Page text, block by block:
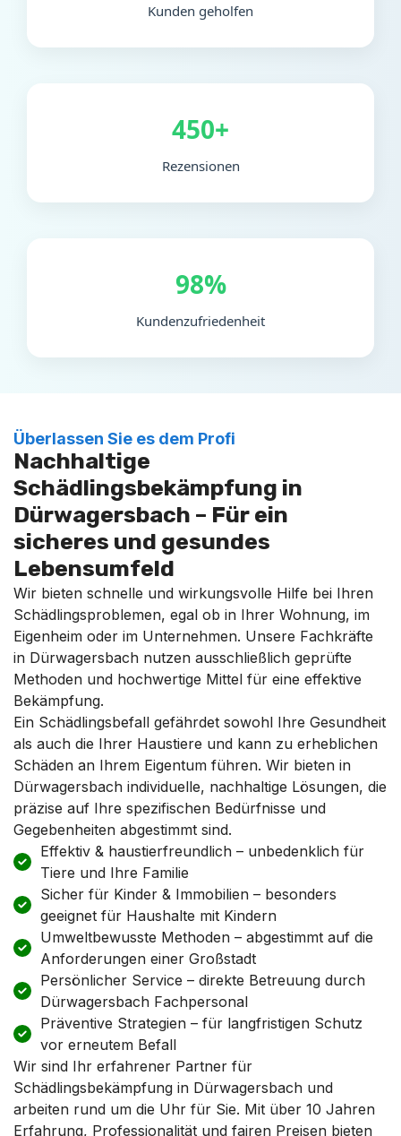
Kunden geholfen
450+
Rezensionen
98%
Kundenzufriedenheit
Überlassen Sie es dem Profi
Nachhaltige
Schädlingsbekämpfung in
Dürwagersbach – Für ein
sicheres und gesundes
Lebensumfeld
Wir bieten schnelle und wirkungsvolle Hilfe bei Ihren
Schädlingsproblemen, egal ob in Ihrer Wohnung, im
Eigenheim oder im Unternehmen. Unsere Fachkräfte
in Dürwagersbach nutzen ausschließlich geprüfte
Methoden und hochwertige Mittel für eine effektive
Bekämpfung.
Ein Schädlingsbefall gefährdet sowohl Ihre Gesundheit
als auch die Ihrer Haustiere und kann zu erheblichen
Schäden an Ihrem Eigentum führen. Wir bieten in
Dürwagersbach individuelle, nachhaltige Lösungen, die
präzise auf Ihre spezifischen Bedürfnisse und
Gegebenheiten abgestimmt sind.
Effektiv & haustierfreundlich – unbedenklich für
Tiere und Ihre Familie
Sicher für Kinder & Immobilien – besonders
geeignet für Haushalte mit Kindern
Umweltbewusste Methoden – abgestimmt auf die
Anforderungen einer Großstadt
Persönlicher Service – direkte Betreuung durch
Dürwagersbach Fachpersonal
Präventive Strategien – für langfristigen Schutz
vor erneutem Befall
Wir sind Ihr erfahrener Partner für
Schädlingsbekämpfung in Dürwagersbach und
arbeiten rund um die Uhr für Sie. Mit über 10 Jahren
Erfahrung, Professionalität und fairen Preisen bieten